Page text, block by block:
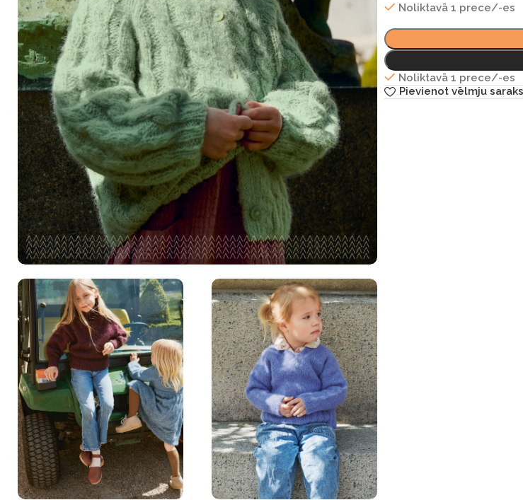
Noliktavā 1 prece/-es
Noliktavā 1 prece/-es
Pievienot vēlmju